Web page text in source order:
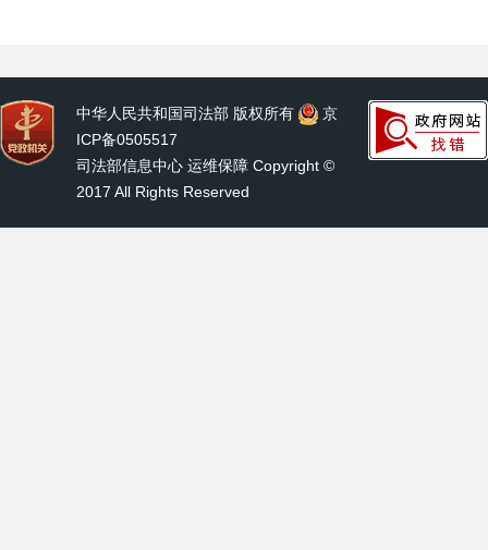
中华人民共和国司法部 版权所有
京
ICP备0505517
司法部信息中心 运维保障 Copyright ©
2017 All Rights Reserved